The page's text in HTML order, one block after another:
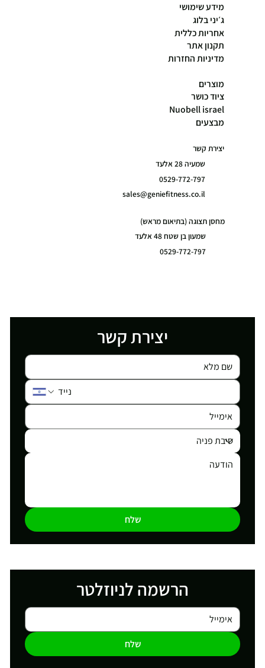
מידע שימושי
ג׳יני בלוג
אחריות כללית
תקנון אתר
מדיניות החזרות
מוצרים
ציוד כושר
Nuobell israel
מבצעים
יצירת קשר
שמעיה 28 אלעד
0529-772-797
sales@geniefitness.co.il
מחסן תצוגה (בתיאום מראש)
שמעון בן שטח 48 אלעד
0529-772-797
יצירת קשר
שלח
הרשמה לניוזלטר
שלח